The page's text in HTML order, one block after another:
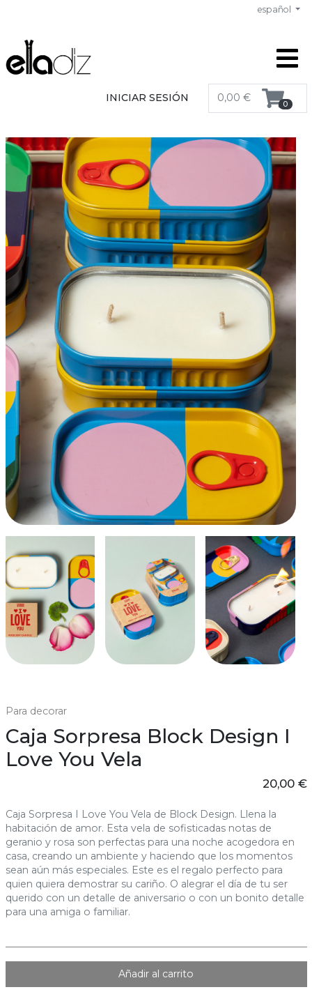
español
INICIAR SESIÓN 0,00 € 0
Para decorar
Caja Sorpresa Block Design I
Love You Vela
20,00 €
Caja Sorpresa I Love You Vela de Block Design. Llena la
habitación de amor. Esta vela de sofisticadas notas de
geranio y rosa son perfectas para una noche acogedora en
casa, creando un ambiente y haciendo que los momentos
sean aún más especiales. Este es el regalo perfecto para
quien quiera demostrar su cariño. O alegrar el día de tu ser
querido con un detalle de aniversario o con un bonito detalle
para una amiga o familiar.
Añadir al carrito